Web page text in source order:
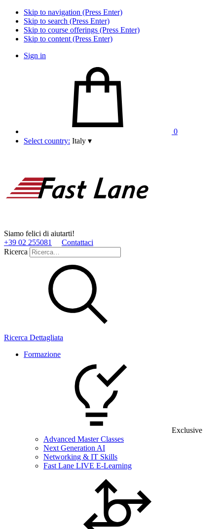
Skip to navigation (Press Enter)
Skip to search (Press Enter)
Skip to course offerings (Press Enter)
Skip to content (Press Enter)
Sign in
0
Select country: Italy ▾
Siamo felici di aiutarti!
+39 02 255081
Contattaci
Ricerca
Ricerca Dettagliata
Formazione
Exclusive
Advanced Master Classes
Next Generation AI
Networking & IT Skills
Fast Lane LIVE E-Learning